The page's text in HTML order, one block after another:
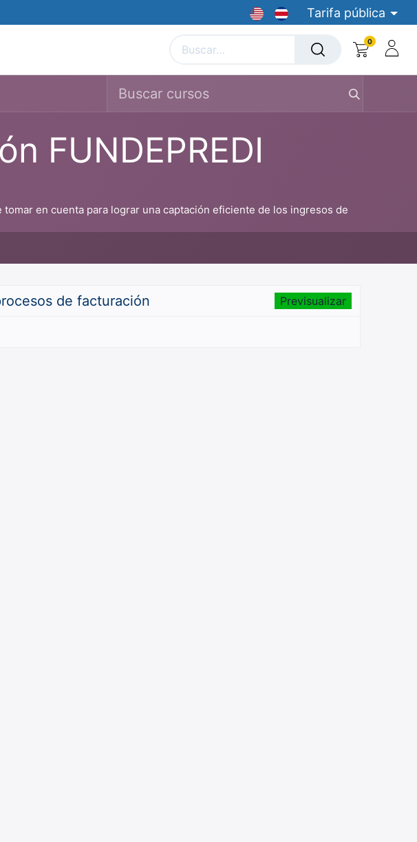
Tarifa pública
Cursos Bolsa de Empleo
0
FUNDEPREDI
en cuenta para lograr una captación eficiente de los ingresos de
de facturación Previsualizar